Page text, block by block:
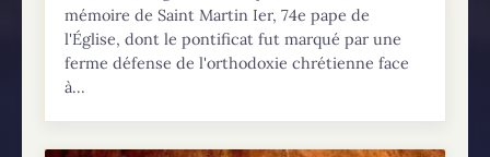
mémoire de Saint Martin Ier, 74e pape de
l'Église, dont le pontificat fut marqué par une
ferme défense de l'orthodoxie chrétienne face
à...